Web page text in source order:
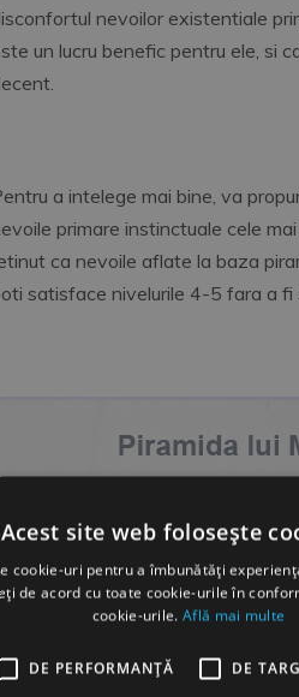
nevoilor existentiale
un lucru benefic pentru ele, si
a intelege mai bine, va
primare instinctuale cele
ca nevoile aflate la baza
satisface nivelurile 4-5 fara a
Acest site web folosește
cookie-uri pentru a îmbunătăți
de acord cu toate cookie-urile în
cookie-urile. Află mai multe
DE PERFORMANȚĂ DE